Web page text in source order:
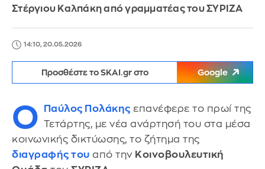
Στέργιου Καλπάκη από γραμματέας του ΣΥΡΙΖΑ
14:10, 20.05.2026
Προσθέστε το SKAI.gr στο Google
Ο Παύλος Πολάκης επανέφερε το πρωί της
Τετάρτης, με νέα ανάρτησή του στα μέσα
κοινωνικής δικτύωσης, το ζήτημα της
διαγραφής του από την Κοινοβουλευτική